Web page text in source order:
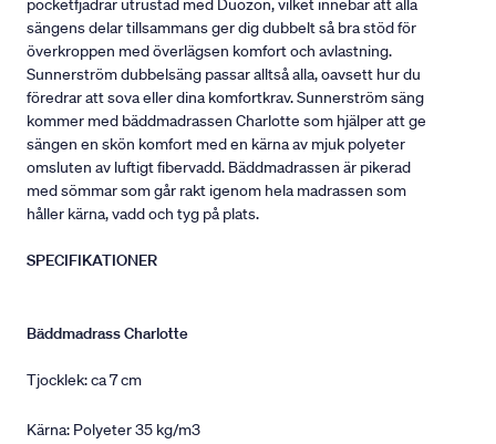
pocketfjädrar utrustad med Duozon, vilket innebär att alla
sängens delar tillsammans ger dig dubbelt så bra stöd för
överkroppen med överlägsen komfort och avlastning.
Sunnerström dubbelsäng passar alltså alla, oavsett hur du
föredrar att sova eller dina komfortkrav. Sunnerström säng
kommer med bäddmadrassen Charlotte som hjälper att ge
sängen en skön komfort med en kärna av mjuk polyeter
omsluten av luftigt fibervadd. Bäddmadrassen är pikerad
med sömmar som går rakt igenom hela madrassen som
håller kärna, vadd och tyg på plats.
SPECIFIKATIONER
Bäddmadrass Charlotte
Tjocklek: ca 7 cm
Kärna: Polyeter 35 kg/m3